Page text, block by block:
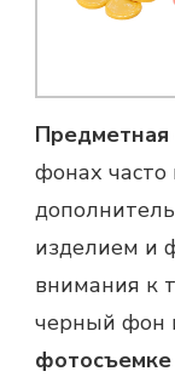
фонах часто
изделием и
внимания к
черный фон
фотосъемке